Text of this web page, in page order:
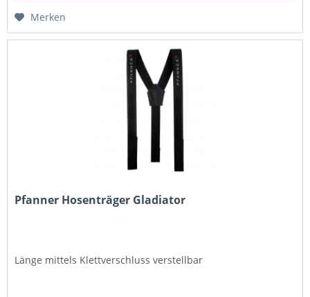
Merken
Pfanner Hosenträger Gladiator
Länge mittels Klettverschluss verstellbar